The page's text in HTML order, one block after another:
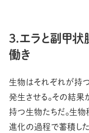
3.エラと副甲
働き
生物はそれぞれが持
発生させる。その結
持つ生物たちだ。生物
進化の過程で蓄積し